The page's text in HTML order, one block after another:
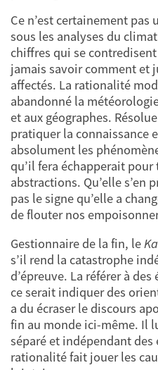
Ce n’est certainement
sous les analyses du
chiffres qui se
jamais savoir comment et
affectés. La rationalité
abandonné la
et aux géographes.
pratiquer la connaissance
absolument les
qu’il fera échapperait pour
abstractions. Qu’elle s’en
pas le signe qu’elle a
de flouter nos
Gestionnaire de la fin, le
s’il rend la catastrophe
d’épreuve. La référer à
ce serait indiquer des
a du écraser le discours
fin au monde ici-même. Il
séparé et indépendant des
rationalité fait jouer les